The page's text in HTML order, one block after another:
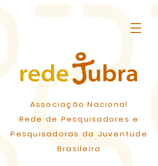
Associação Nacional
Rede de Pesquisadores e
Pesquisadoras da Juventude
Brasileira